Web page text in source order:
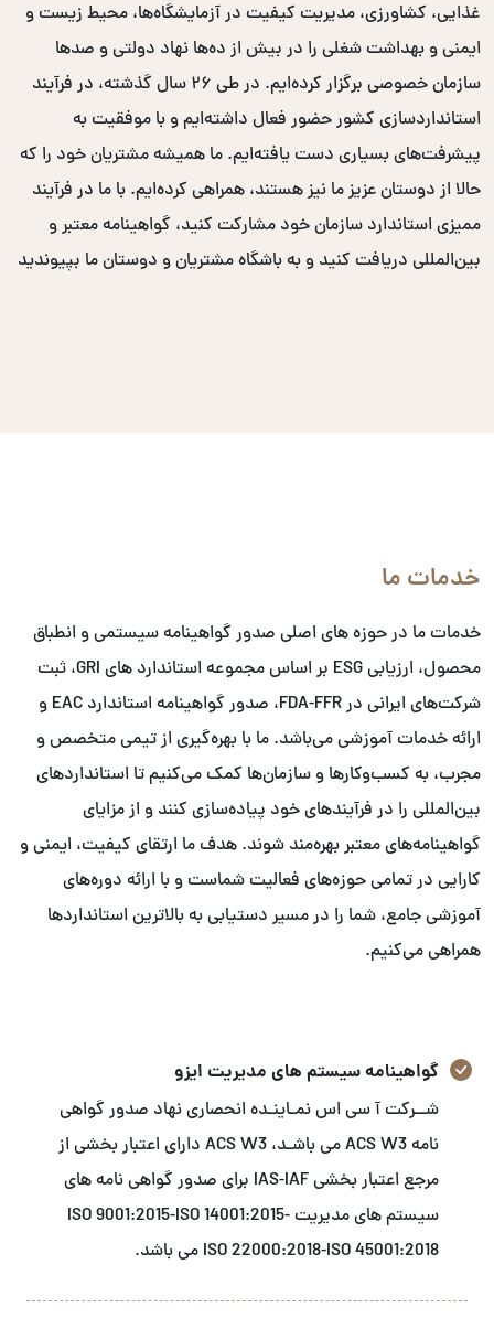
غذایی، کشاورزی، مدیریت کیفیت در آزمایشگاه‌ها، محیط زیست و
ایمنی و بهداشت شغلی را در بیش از ده‌ها نهاد دولتی و صدها
سازمان خصوصی برگزار کرده‌ایم. در طی ۲۶ سال گذشته، در فرآیند
استانداردسازی کشور حضور فعال داشته‌ایم و با موفقیت به
پیشرفت‌های بسیاری دست یافته‌ایم. ما همیشه مشتریان خود را که
حالا از دوستان عزیز ما نیز هستند، همراهی کرده‌ایم. با ما در فرآیند
ممیزی استاندارد سازمان خود مشارکت کنید، گواهینامه معتبر و
بین‌المللی دریافت کنید و به باشگاه مشتریان و دوستان ما بپیوندید
خدمات ما
خدمات ما در حوزه های اصلی صدور گواهینامه سیستمی و انطباق
محصول، ارزیابی ESG بر اساس مجموعه استاندارد های GRI، ثبت
شرکت‌های ایرانی در FDA-FFR، صدور گواهینامه استاندارد EAC و
ارائه خدمات آموزشی می‌باشد. ما با بهره‌گیری از تیمی متخصص و
مجرب، به کسب‌وکارها و سازمان‌ها کمک می‌کنیم تا استانداردهای
بین‌المللی را در فرآیندهای خود پیاده‌سازی کنند و از مزایای
گواهینامه‌های معتبر بهره‌مند شوند. هدف ما ارتقای کیفیت، ایمنی و
کارایی در تمامی حوزه‌های فعالیت شماست و با ارائه دوره‌های
آموزشی جامع، شما را در مسیر دستیابی به بالاترین استانداردها
همراهی می‌کنیم.
گواهینامه سیستم های مدیریت ایزو
شــرکت آ سی اس نمـاینـده انحصاری نهاد صدور گواهی
نامه ACS W3 می باشـد، ACS W3 دارای اعتبار بخشی از
مرجع اعتبار بخشی IAS-IAF برای صدور گواهی نامه های
سیستم های مدیریت ISO 9001:2015-ISO 14001:2015-
ISO 22000:2018-ISO 45001:2018 می باشد.